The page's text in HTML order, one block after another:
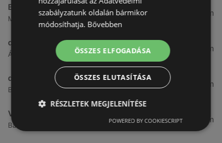
Benu Gyógyszertárak
Malompatak U.10, 9400 Sopron
2,55 km
dm
Ágfalvi út 4, 9400, 9400 Sopron
3,26 km
dm
Besenyő u. 23, 9400 Sopron
3,28 km
Vianni
Bánfalvi út 14., 9400 Sopron
3,57 km
szabályzatunk oldalán bármikor
módosíthatja. Bővebben
ÖSSZES ELFOGADÁSA
ÖSSZES ELUTASÍTÁSA
RÉSZLETEK MEGJELENÍTÉSE
POWERED BY COOKIESCRIPT